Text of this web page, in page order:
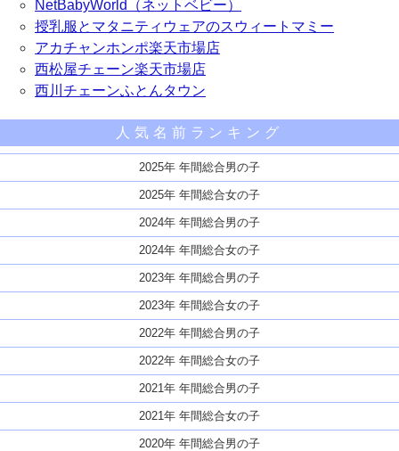
NetBabyWorld（ネットベビー）
授乳服とマタニティウェアのスウィートマミー
アカチャンホンポ楽天市場店
西松屋チェーン楽天市場店
西川チェーンふとんタウン
人気名前ランキング
2025年 年間総合男の子
2025年 年間総合女の子
2024年 年間総合男の子
2024年 年間総合女の子
2023年 年間総合男の子
2023年 年間総合女の子
2022年 年間総合男の子
2022年 年間総合女の子
2021年 年間総合男の子
2021年 年間総合女の子
2020年 年間総合男の子